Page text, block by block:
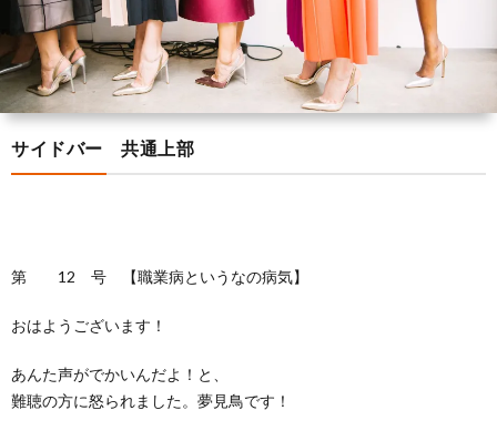
サイドバー 共通上部
第 12 号 【職業病というなの病気】
おはようございます！
あんた声がでかいんだよ！と、
難聴の方に怒られました。夢見鳥です！